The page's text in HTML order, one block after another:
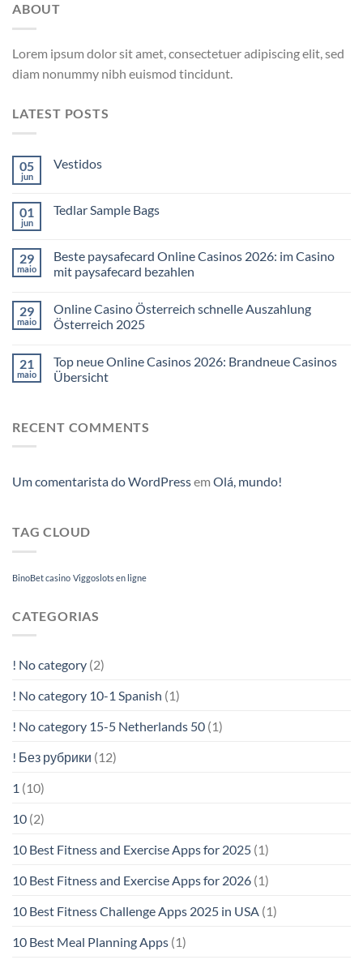
ABOUT
Lorem ipsum dolor sit amet, consectetuer adipiscing elit, sed
diam nonummy nibh euismod tincidunt.
LATEST POSTS
05
jun
Vestidos
01
jun
Tedlar Sample Bags
29
maio
Beste paysafecard Online Casinos 2026: im Casino
mit paysafecard bezahlen
29
maio
Online Casino Österreich schnelle Auszahlung
Österreich 2025
21
maio
Top neue Online Casinos 2026: Brandneue Casinos
Übersicht
RECENT COMMENTS
Um comentarista do WordPressem Olá, mundo!
TAG CLOUD
BinoBet casino Viggoslots en ligne
CATEGORIAS
! No category (2)
! No category 10-1 Spanish (1)
! No category 15-5 Netherlands 50 (1)
! Без рубрики (12)
1 (10)
10 (2)
10 Best Fitness and Exercise Apps for 2025 (1)
10 Best Fitness and Exercise Apps for 2026 (1)
10 Best Fitness Challenge Apps 2025 in USA (1)
10 Best Meal Planning Apps (1)